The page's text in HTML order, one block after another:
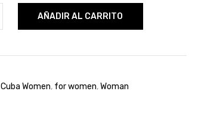
AÑADIR AL CARRITO
Cuba Women, for women,Woman